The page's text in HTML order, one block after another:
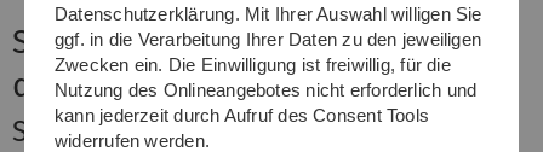
Seminar Statistische Methoden
der Systembiologie
Seminarleiter
Datenschutzerklärung. Mit Ihrer Auswahl willigen Sie
ggf. in die Verarbeitung Ihrer Daten zu den jeweiligen
Zwecken ein. Die Einwilligung ist freiwillig, für die
Nutzung des Onlineangebotes nicht erforderlich und
kann jederzeit durch Aufruf des Consent Tools
widerrufen werden.